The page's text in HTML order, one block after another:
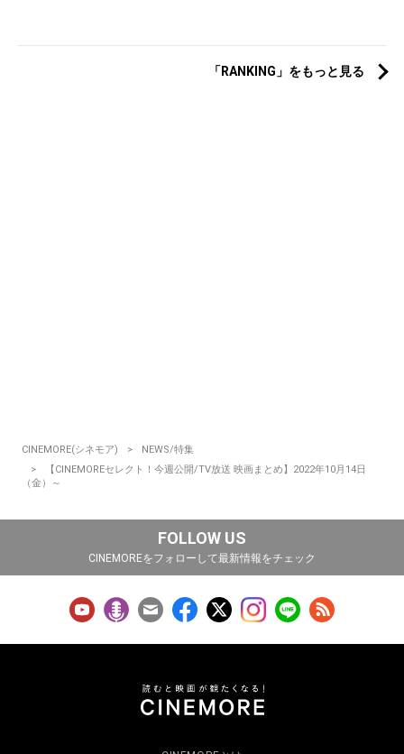
「RANKING」をもっと見る
CINEMORE(シネモア)
NEWS/特集
【CINEMOREセレクト！今週公開/TV放送 映画まとめ】2022年10月14日
（金）～
FOLLOW US
CINEMOREをフォローして最新情報をチェック